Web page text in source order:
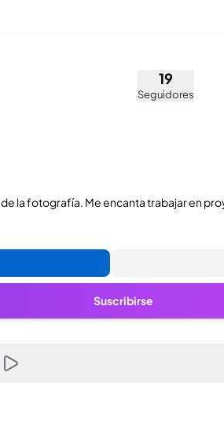
19
Seguidores
la fotografía. Me encanta trabajar en
Suscribirse